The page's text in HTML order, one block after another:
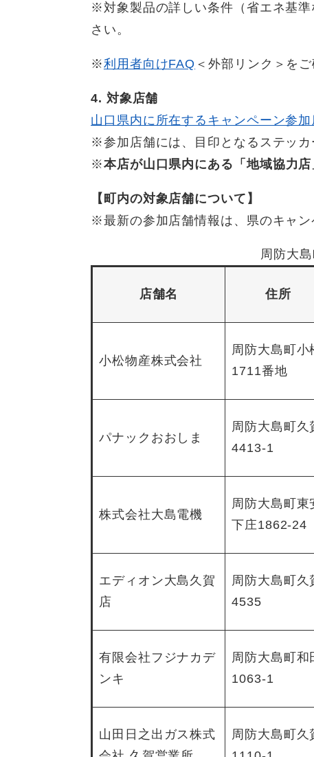
※対象製品の詳しい条件（省エネ基
さい。
※利用者向けFAQ ＜外部リンク＞ を
4. 対象店舗
山口県内に所在するキャンペーン参
※参加店舗には、目印となるステッカ
※本店が山口県内にある「地域協力
【町内の対象店舗について】
※最新の参加店舗情報は、県のキャン
周防大
店舗名 住所
小松物産株式会社
周防大島町小
1711番地
パナックおおしま
周防大島町久
4413-1
株式会社大島電機
周防大島町東
下庄1862-24
エディオン大島久賀
店
周防大島町久
4535
有限会社フジナカデ
ンキ
周防大島町和
1063-1
山田日之出ガス株式
周防大島町久